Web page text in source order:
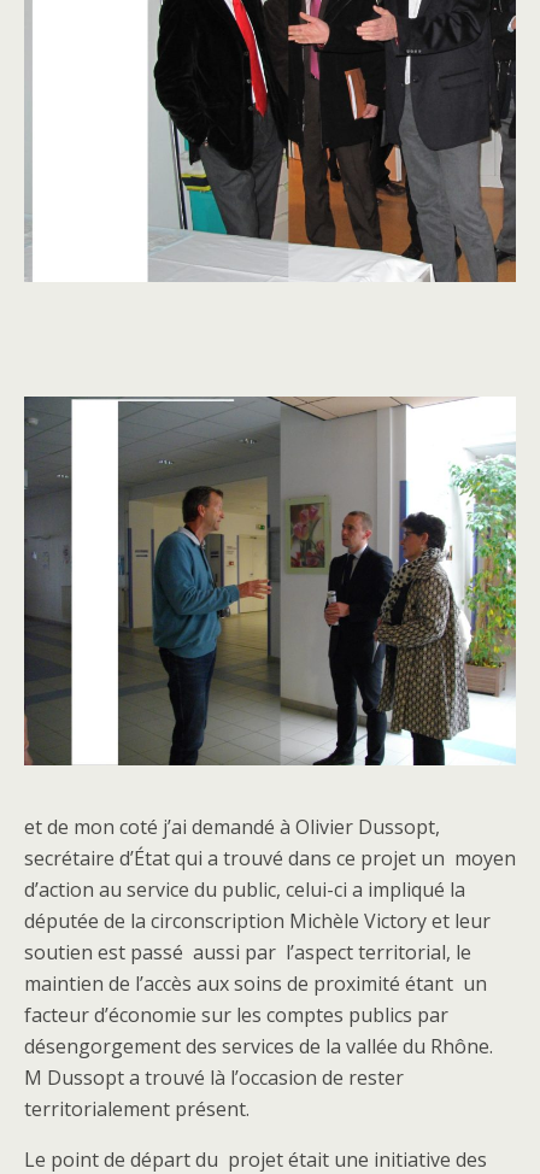
et de mon coté j’ai demandé à Olivier Dussopt,
secrétaire d’État qui a trouvé dans ce projet un moyen
d’action au service du public, celui-ci a impliqué la
députée de la circonscription Michèle Victory et leur
soutien est passé aussi par l’aspect territorial, le
maintien de l’accès aux soins de proximité étant un
facteur d’économie sur les comptes publics par
désengorgement des services de la vallée du Rhône.
M Dussopt a trouvé là l’occasion de rester
territorialement présent.
Le point de départ du projet était une initiative des